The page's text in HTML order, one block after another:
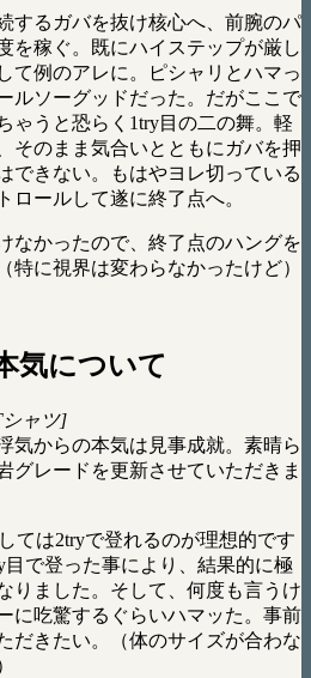
するガバを抜け核心へ、前腕のパ
を稼ぐ。既にハイステップが厳し
て例のアレに。ピシャリとハマっ
ルソーグッドだった。だがここで
ゃうと恐らく1try目の二の舞。軽
そのまま気合いとともにガバを押
できない。もはやヨレ切っている
ロールして遂に終了点へ。
なかったので、終了点のハングを
特に視界は変わらなかったけど）
気について
ャツ]
気からの本気は見事成就。素晴ら
グレードを更新させていただきま
ては2tryで登れるのが理想的です
で登った事により、結果的に極
りました。そして、何度も言うけ
に吃驚するぐらいハマッた。事前
だきたい。（体のサイズが合わな